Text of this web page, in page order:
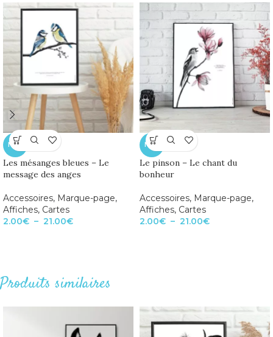
NEW
Les mésanges bleues – Le
message des anges
Accessoires, Marque-page,
Affiches, Cartes
2.00€ – 21.00€
NEW
Le pinson – Le chant du
bonheur
Accessoires, Marque-page,
Affiches, Cartes
2.00€ – 21.00€
Produits similaires